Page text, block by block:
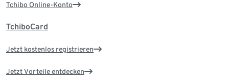
Tchibo Online-Konto
TchiboCard
Jetzt kostenlos registrieren
Jetzt Vorteile entdecken